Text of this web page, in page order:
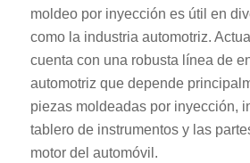
moldeo por inyección es útil en
como la industria automotriz.
cuenta con una robusta línea de
automotriz que depende
piezas moldeadas por inyección,
tablero de instrumentos y las
motor del automóvil.